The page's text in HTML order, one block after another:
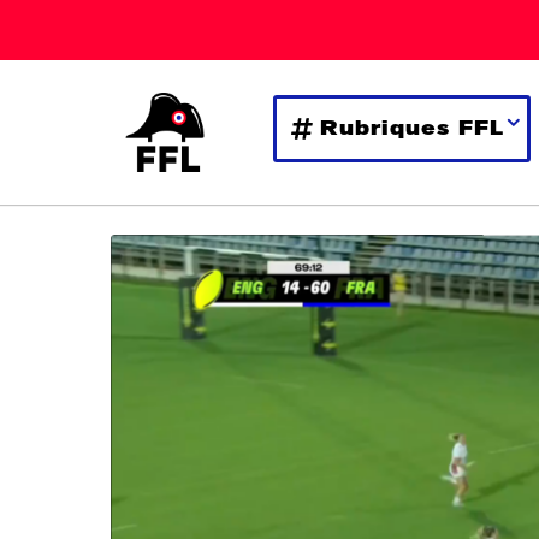
Rubriques FFL